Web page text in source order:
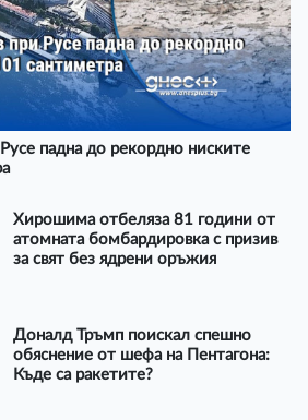
падна до рекордно ниските
Хирошима отбеляза 81 години от
атомната бомбардировка с призив
за свят без ядрени оръжия
Доналд Тръмп поискал спешно
обяснение от шефа на Пентагона:
Къде са ракетите?